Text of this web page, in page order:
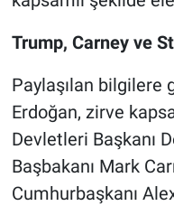
Trump, Carney ve
Paylaşılan bilgilere
Erdoğan, zirve
Devletleri Başkanı
Başbakanı Mark
Cumhurbaşkanı